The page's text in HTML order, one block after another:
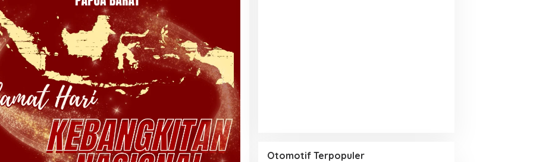
Otomotif Terpopuler